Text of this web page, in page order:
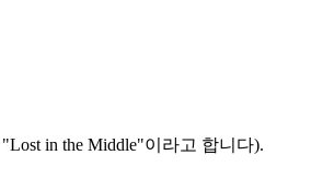
in the Middle"이라고 합니다).